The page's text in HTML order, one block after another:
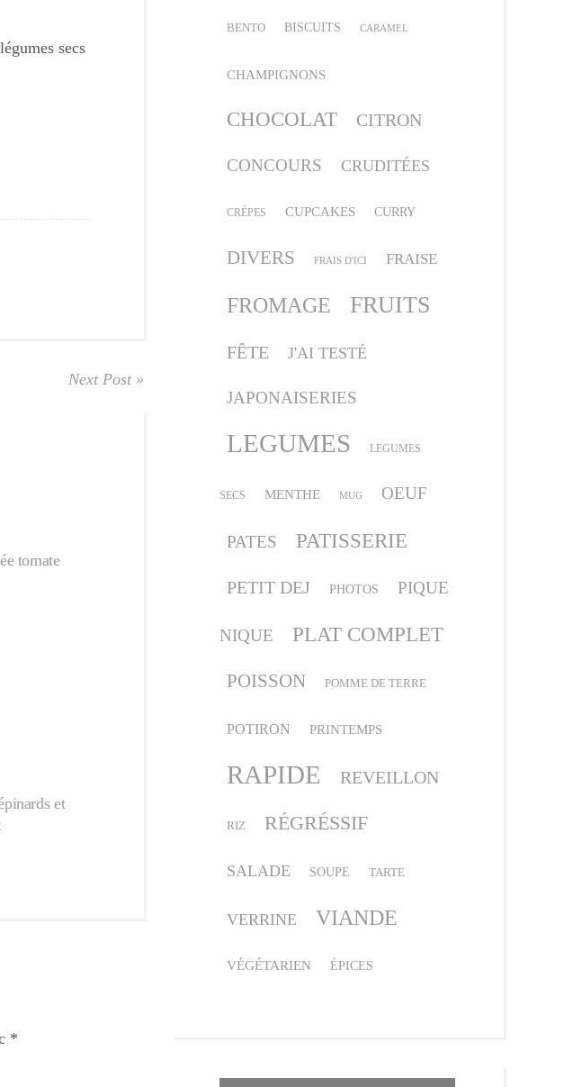
secs
Next Post »
tomate
et
*
BENTO BISCUITS CARAMEL
CHAMPIGNONS
CHOCOLAT CITRON
CONCOURS CRUDITÉES
CRÈPES CUPCAKES CURRY
DIVERS FRAIS D'ICI FRAISE
FROMAGE FRUITS
FÊTE J'AI TESTÉ
JAPONAISERIES
LEGUMES LEGUMES
SECS MENTHE MUG OEUF
PATES PATISSERIE
PETIT DEJ PHOTOS PIQUE
NIQUE PLAT COMPLET
POISSON POMME DE TERRE
POTIRON PRINTEMPS
RAPIDE REVEILLON
RIZ RÉGRÉSSIF
SALADE SOUPE TARTE
VERRINE VIANDE
VÉGÉTARIEN ÉPICES